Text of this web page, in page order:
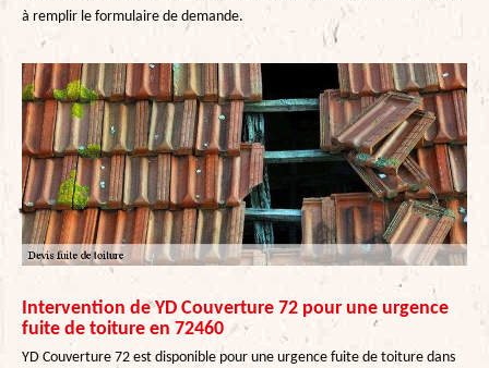
à remplir le formulaire de demande.
Intervention de YD Couverture 72 pour une urgence
fuite de toiture en 72460
YD Couverture 72 est disponible pour une urgence fuite de toiture dans